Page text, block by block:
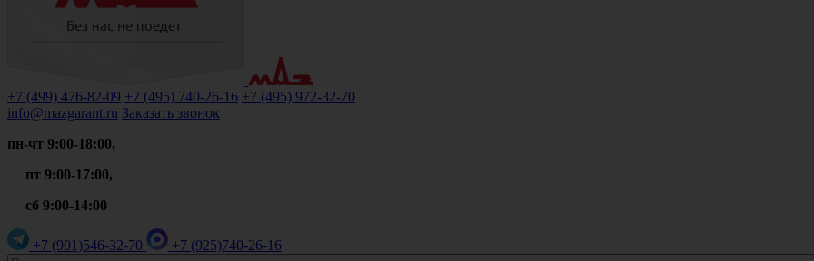
+7 (499) 476-82-09 +7 (495) 740-26-16 +7 (495) 972-32-70
info@mazgarant.ru Заказать звонок
пн-чт 9:00-18:00,
пт 9:00-17:00,
сб 9:00-14:00
+7 (901)546-32-70 +7 (925)740-26-16